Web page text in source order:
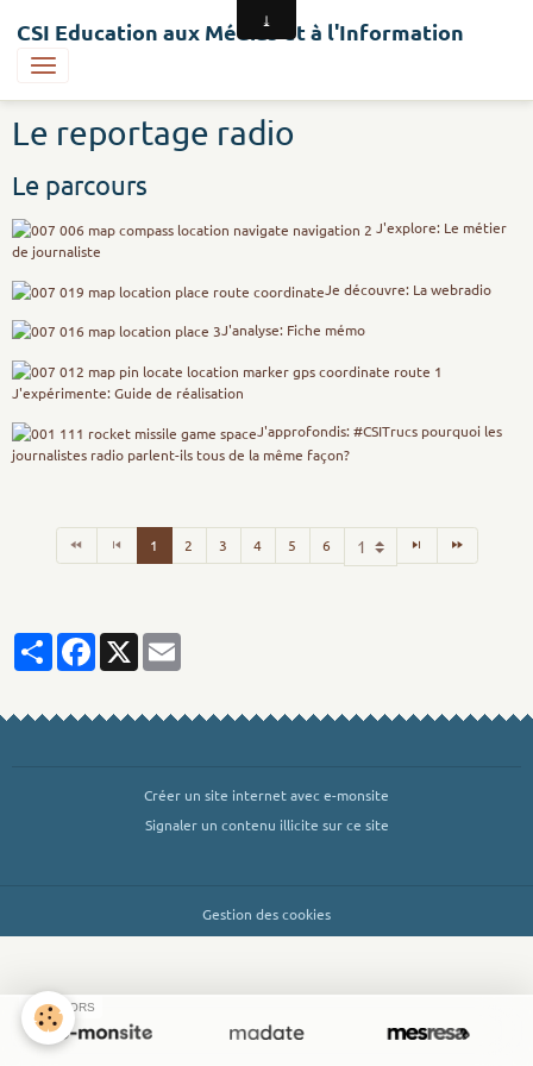
CSI Education aux Médias et à l'Information
Le reportage radio
Le parcours
J'explore: Le métier
de journaliste
Je découvre: La webradio
J'analyse: Fiche mémo
J'expérimente: Guide de réalisation
J'approfondis: #CSITrucs pourquoi les
journalistes radio parlent-ils tous de la même façon?
1 2 3 4 5 6
PartagerFacebook
X
Créer un site internet avec e-monsite
Signaler un contenu illicite sur ce site
Gestion des cookies
SPONSORS